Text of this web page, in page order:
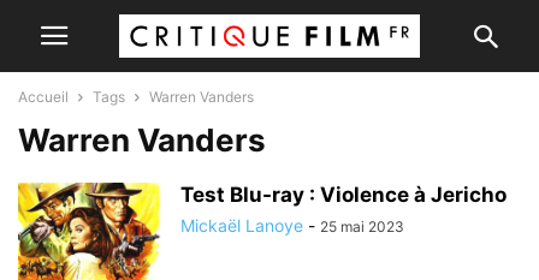
Accueil Tags Warren Vanders
Warren Vanders
Test Blu-ray : Violence à Jericho
Mickaël Lanoye - 25 mai 2023